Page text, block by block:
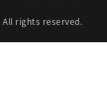
All rights reserved.